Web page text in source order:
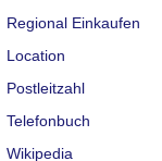
Regional Einkaufen
Location
Postleitzahl
Telefonbuch
Wikipedia